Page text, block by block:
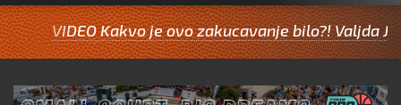
Kakvo je ovo zakucavanje bilo?! Valjda Jazine